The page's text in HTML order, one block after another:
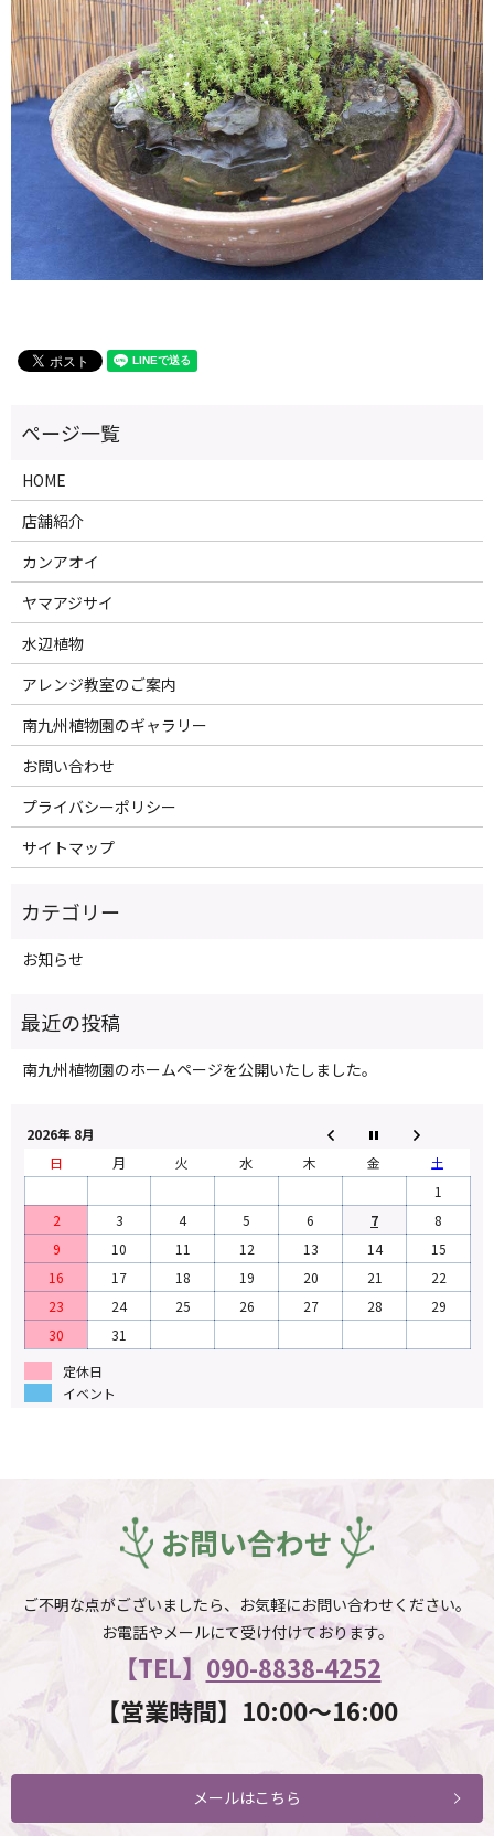
HOME
店舗紹介
カンアオイ
ヤマアジサイ
水辺植物
アレンジ教室のご案内
南九州植物園のギャラリー
お問い合わせ
プライバシーポリシー
サイトマップ
お知らせ
南九州植物園のホームページを公開いたしました。
2026年 8月
日
月 火 水 木 金
土
1
2
3 4 5 6 7
8
9
10 11 12 13 14
15
16
17 18 19 20 21
22
23
24 25 26 27 28
29
30
31
定休日
イベント
お問い合わせ
ご不明な点がございましたら、お気軽にお問い合わせください。
お電話やメールにて受け付けております。
【TEL】 090-8838-4252
【営業時間】10:00～16:00
メールはこちら